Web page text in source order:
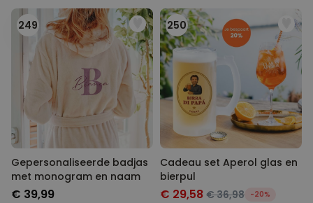
249
Gepersonaliseerde badjas
met monogram en naam
€ 39,99
250
Cadeau set Aperol glas en
bierpul
€ 29,58 € 36,98 -20%